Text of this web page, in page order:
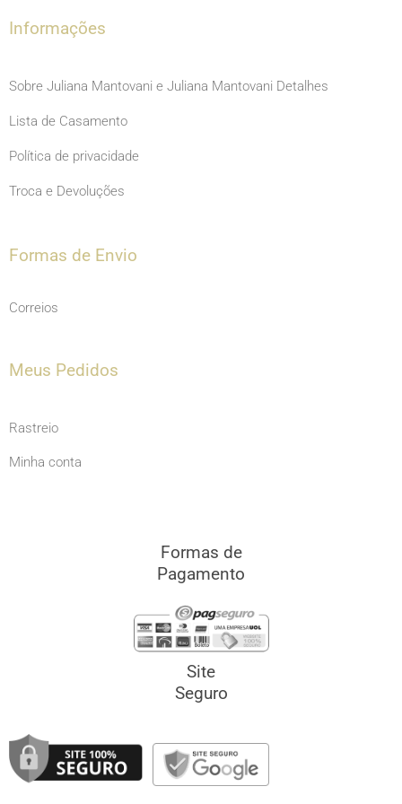
m
Informações
Sobre Juliana Mantovani e Juliana Mantovani Detalhes
Lista de Casamento
Política de privacidade
Troca e Devoluções
Formas de Envio
Correios
Meus Pedidos
Rastreio
Minha conta
Formas de
Pagamento
Site
Seguro